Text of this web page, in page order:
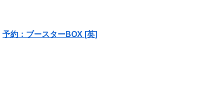
予約：ブースターBOX [英]